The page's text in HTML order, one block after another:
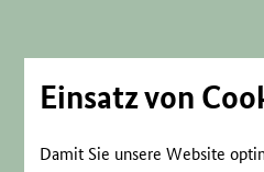
Einsatz von
Damit Sie unsere Website